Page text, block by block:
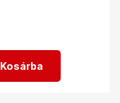
Kosárba